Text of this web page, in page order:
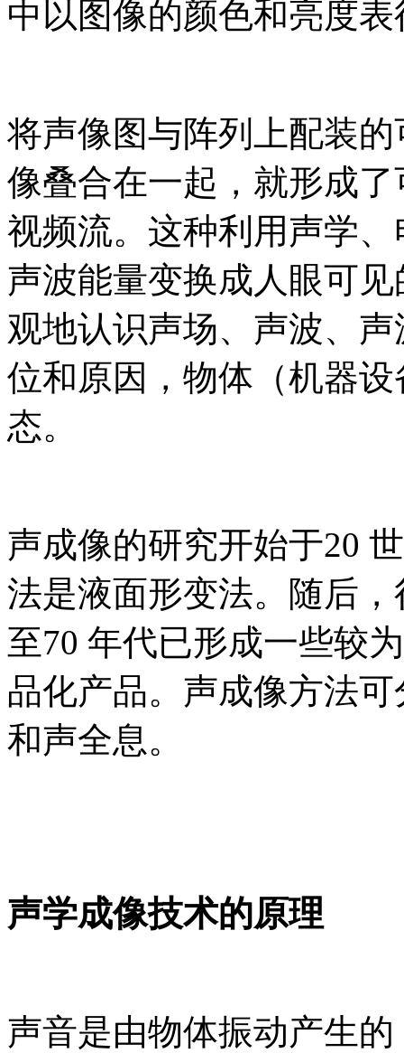
中以图像的颜色和亮度
将声像图与阵列上配装
像叠合在一起，就形成
视频流。这种利用声学
声波能量变换成人眼可
观地认识声场、声波、
位和原因，物体（机器
态。
声成像的研究开始于20
法是液面形变法。随后
至70 年代已形成一些较
品化产品。声成像方法
和声全息。
声学成像技术的原理
声音是由物体振动产生